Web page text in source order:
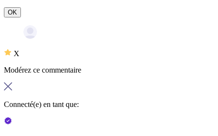
OK
X
Modérez ce commentaire
Connecté(e) en tant que: